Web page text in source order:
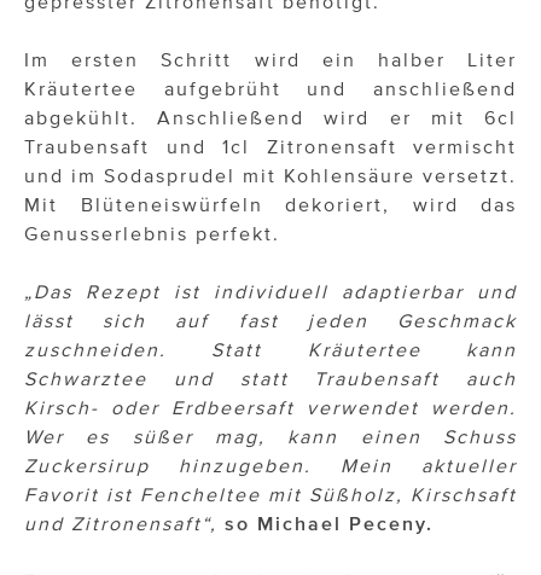
Im ersten Schritt wird ein halber Liter
Kräutertee aufgebrüht und anschließend
abgekühlt. Anschließend wird er mit 6cl
Traubensaft und 1cl Zitronensaft vermischt
und im Sodasprudel mit Kohlensäure versetzt.
Mit Blüteneiswürfeln dekoriert, wird das
Genusserlebnis perfekt.
„Das Rezept ist individuell adaptierbar und
lässt sich auf fast jeden Geschmack
zuschneiden. Statt Kräutertee kann
Schwarztee und statt Traubensaft auch
Kirsch- oder Erdbeersaft verwendet werden.
Wer es süßer mag, kann einen Schuss
Zuckersirup hinzugeben. Mein aktueller
Favorit ist Fencheltee mit Süßholz, Kirschsaft
und Zitronensaft“,
so Michael Peceny.